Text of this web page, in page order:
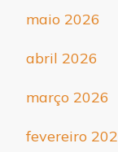
maio 2026
abril 2026
março 2026
fevereiro